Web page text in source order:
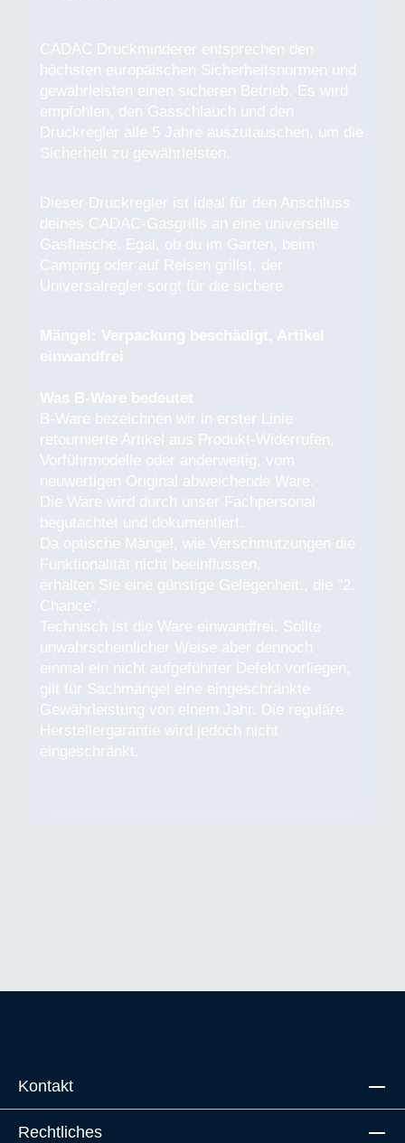
CADAC Druckminderer entsprechen den
höchsten europäischen Sicherheitsnormen und
gewährleisten einen sicheren Betrieb. Es wird
empfohlen, den Gasschlauch und den
Druckregler alle 5 Jahre auszutauschen, um die
Sicherheit zu gewährleisten.
Dieser Druckregler ist ideal für den Anschluss
deines CADAC-Gasgrills an eine universelle
Gasflasche. Egal, ob du im Garten, beim
Camping oder auf Reisen grillst, der
Universalregler sorgt für die sichere
Mängel: Verpackung beschädigt, Artikel
einwandfrei
Was B-Ware bedeutet
B-Ware bezeichnen wir in erster Linie
retournierte Artikel aus Produkt-Widerrufen,
Vorführmodelle oder anderweitig, vom
neuwertigen Original abweichende Ware.
Die Ware wird durch unser Fachpersonal
begutachtet und dokumentiert.
Da optische Mängel, wie Verschmutzungen die
Funktionalität nicht beeinflussen,
erhalten Sie eine günstige Gelegenheit., die "2.
Chance".
Technisch ist die Ware einwandfrei. Sollte
unwahrscheinlicher Weise aber dennoch
einmal ein nicht aufgeführter Defekt vorliegen,
gilt für Sachmängel eine eingeschränkte
Gewährleistung von einem Jahr. Die reguläre
Herstellergarantie wird jedoch nicht
eingeschränkt.
Kontakt
Rechtliches